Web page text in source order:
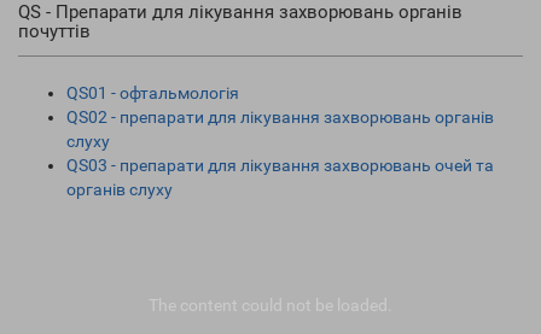
The content could not be loaded.
QS - Препарати для лікування захворювань органів
почуттів
QS01 - офтальмологія
QS02 - препарати для лікування захворювань органів
слуху
QS03 - препарати для лікування захворювань очей та
органів слуху